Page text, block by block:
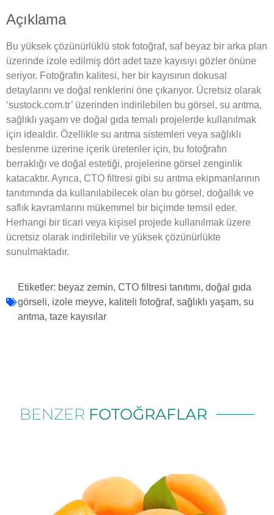
Açıklama
Bu yüksek çözünürlüklü stok fotoğraf, saf beyaz bir arka plan
üzerinde izole edilmiş dört adet taze kayısıyı gözler önüne
seriyor. Fotoğrafın kalitesi, her bir kayısının dokusal
detaylarını ve doğal renklerini öne çıkarıyor. Ücretsiz olarak
‘sustock.com.tr’ üzerinden indirilebilen bu görsel, su arıtma,
sağlıklı yaşam ve doğal gıda temalı projelerde kullanılmak
için idealdir. Özellikle su arıtma sistemleri veya sağlıklı
beslenme üzerine içerik üretenler için, bu fotoğrafın
berraklığı ve doğal estetiği, projelerine görsel zenginlik
katacaktır. Ayrıca, CTO filtresi gibi su arıtma ekipmanlarının
tanıtımında da kullanılabilecek olan bu görsel, doğallık ve
saflık kavramlarını mükemmel bir biçimde temsil eder.
Herhangi bir ticari veya kişisel projede kullanılmak üzere
ücretsiz olarak indirilebilir ve yüksek çözünürlükte
sunulmaktadır.
Etiketler: beyaz zemin, CTO filtresi tanıtımı, doğal gıda
görseli, izole meyve, kaliteli fotoğraf, sağlıklı yaşam, su
arıtma, taze kayısılar
BENZER FOTOĞRAFLAR